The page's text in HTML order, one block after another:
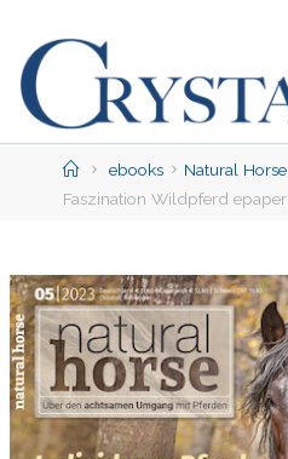
content
Crystal
Verlag
PFERDEFREUNDE
Homeebooks Natural Horse
Faszination Wildpferd epaper